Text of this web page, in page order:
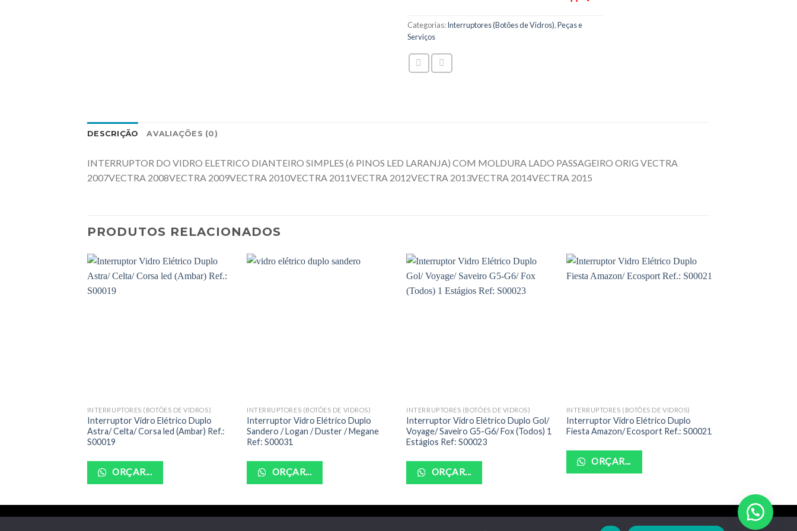
Categorias:Interruptores (Botões de Vidros),Peças e
Serviços
DESCRIÇÃO AVALIAÇÕES (0)
INTERRUPTOR DO VIDRO ELETRICO DIANTEIRO SIMPLES (6 PINOS LED LARANJA) COM MOLDURA LADO PASSAGEIRO ORIG VECTRA
2007VECTRA 2008VECTRA 2009VECTRA 2010VECTRA 2011VECTRA 2012VECTRA 2013VECTRA 2014VECTRA 2015
PRODUTOS RELACIONADOS
INTERRUPTORES (BOTÕES DE VIDROS)
Interruptor Vidro Elétrico Duplo
Astra/ Celta/ Corsa led (Ambar) Ref.:
S00019
ORÇAR...
INTERRUPTORES (BOTÕES DE VIDROS)
Interruptor Vidro Elétrico Duplo
Sandero / Logan / Duster / Megane
Ref: S00031
ORÇAR...
INTERRUPTORES (BOTÕES DE VIDROS)
Interruptor Vidro Elétrico Duplo Gol/
Voyage/ Saveiro G5-G6/ Fox (Todos) 1
Estágios Ref: S00023
ORÇAR...
INTERRUPTORES (BOTÕES DE VIDROS)
Interruptor Vidro Elétrico Duplo
Fiesta Amazon/ Ecosport Ref.: S00021
ORÇAR...